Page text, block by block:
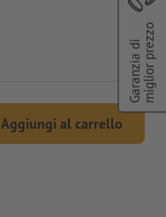
Aggiungi al carrello
Garanzia dimiglior prezzo